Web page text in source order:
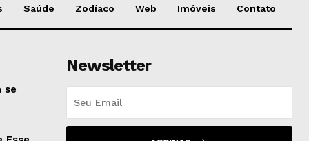
Saúde Zodíaco Web Imóveis Contato
se
Newsletter